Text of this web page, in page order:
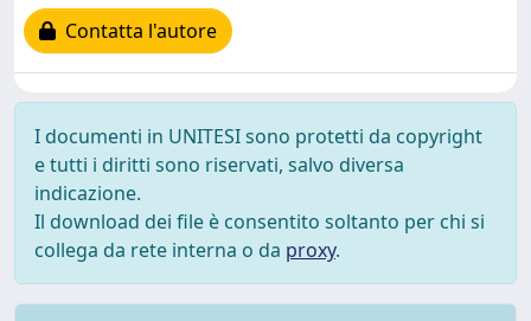
Contatta l'autore
I documenti in UNITESI sono protetti da copyright
e tutti i diritti sono riservati, salvo diversa
indicazione.
Il download dei file è consentito soltanto per chi si
collega da rete interna o da proxy.